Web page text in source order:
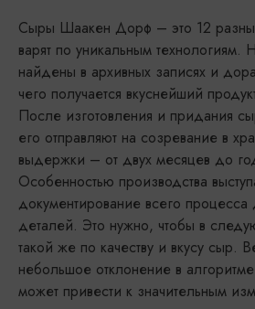
Сыры Шаакен Дорф – это 12
варят по уникальным технологиям.
найдены в архивных записях и
чего получается вкуснейший
После изготовления и придания
его отправляют на созревание в
выдержки – от двух месяцев до
Особенностью производства
документирование всего
деталей. Это нужно, чтобы в
такой же по качеству и вкусу сыр.
небольшое отклонение в
может привести к значительным